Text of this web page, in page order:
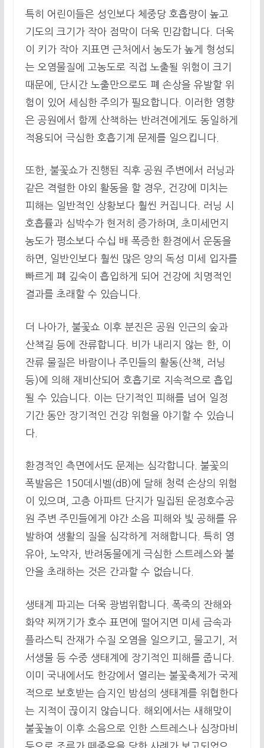
특히 어린이들은 성인보다 체중당 호흡량이 높고
기도의 크기가 작아 점막이 더욱 민감합니다. 더욱
이 키가 작아 지표면 근처에서 농도가 높게 형성되
는 오염물질에 고농도로 직접 노출될 위험이 크기
때문에, 단시간 노출만으로도 폐 손상을 유발할 위
험이 있어 세심한 주의가 필요합니다. 이러한 영향
은 공원에서 함께 산책하는 반려견에게도 동일하게
적용되어 극심한 호흡기계 문제를 일으킵니다.
또한, 불꽃쇼가 진행된 직후 공원 주변에서 러닝과
같은 격렬한 야외 활동을 할 경우, 건강에 미치는
피해는 일반적인 상황보다 훨씬 커집니다. 러닝 시
호흡률과 심박수가 현저히 증가하며, 초미세먼지
농도가 평소보다 수십 배 폭증한 환경에서 운동을
하면, 일반인보다 훨씬 많은 양의 독성 미세 입자를
빠르게 폐 깊숙이 흡입하게 되어 건강에 치명적인
결과를 초래할 수 있습니다.
더 나아가, 불꽃쇼 이후 분진은 공원 인근의 숲과
산책길 등에 잔류합니다. 비가 내리지 않는 한, 이
잔류 물질은 바람이나 주민들의 활동(산책, 러닝
등)에 의해 재비산되어 호흡기로 지속적으로 흡입
될 수 있습니다. 이는 단기적인 피해를 넘어 일정
기간 동안 장기적인 건강 위험을 야기할 수 있습니
다.
환경적인 측면에서도 문제는 심각합니다. 불꽃의
폭발음은 150데시벨(dB)에 달해 청력 손상의 위험
이 있으며, 고층 아파트 단지가 밀집된 운정호수공
원 주변 주민들에게 야간 소음 피해와 빛 공해를 유
발하여 생활의 질을 심각하게 저해합니다. 특히 영
유아, 노약자, 반려동물에게 극심한 스트레스와 불
안을 초래하는 것은 간과할 수 없습니다.
생태계 파괴는 더욱 광범위합니다. 폭죽의 잔해와
화약 찌꺼기가 호수 표면에 떨어지면 미세 금속과
플라스틱 잔재가 수질 오염을 일으키고, 물고기, 저
서생물 등 수중 생태계에 장기적인 피해를 줍니다.
이미 국내에서도 한강에서 열리는 불꽃축제가 국제
적으로 보호받는 습지인 밤섬의 생태계를 위협한다
는 지적이 끊이지 않습니다. 해외에서는 새해맞이
불꽃놀이 이후 소음으로 인한 스트레스나 심장마비
등으로 조류가 떼죽음을 당한 사례가 보고되었으